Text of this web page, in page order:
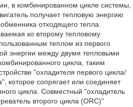
в комбинированном цикле системы,
получает тепловую энергию
отходящего тепла.
ко второму тепловому
теплом из первого
энергии между двумя тепловыми
цикла, таким
ʺохладителя первого цикла/
которое сопрягает или соединяет
цикла. Совместный ʺохладитель
второго цикла (ORC)ʺ